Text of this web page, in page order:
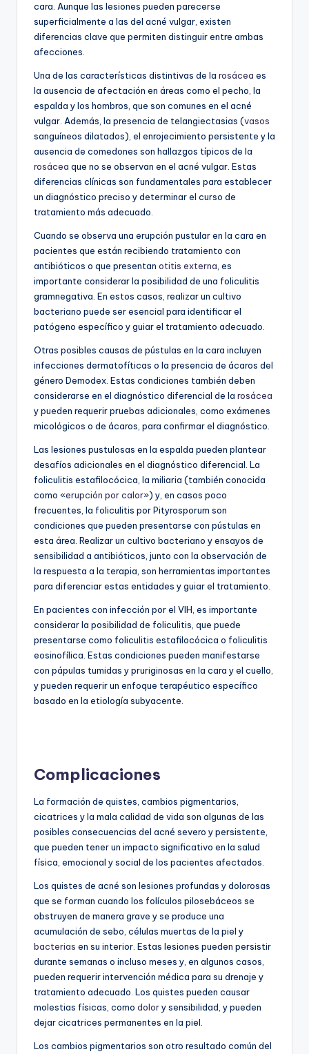
cara. Aunque las lesiones pueden parecerse
superficialmente a las del acné vulgar, existen
diferencias clave que permiten distinguir entre ambas
afecciones.
Una de las características distintivas de la rosácea es
la ausencia de afectación en áreas como el pecho, la
espalda y los hombros, que son comunes en el acné
vulgar. Además, la presencia de telangiectasias (vasos
sanguíneos dilatados), el enrojecimiento persistente y la
ausencia de comedones son hallazgos típicos de la
rosácea que no se observan en el acné vulgar. Estas
diferencias clínicas son fundamentales para establecer
un diagnóstico preciso y determinar el curso de
tratamiento más adecuado.
Cuando se observa una erupción pustular en la cara en
pacientes que están recibiendo tratamiento con
antibióticos o que presentan otitis externa, es
importante considerar la posibilidad de una foliculitis
gramnegativa. En estos casos, realizar un cultivo
bacteriano puede ser esencial para identificar el
patógeno específico y guiar el tratamiento adecuado.
Otras posibles causas de pústulas en la cara incluyen
infecciones dermatofíticas o la presencia de ácaros del
género Demodex. Estas condiciones también deben
considerarse en el diagnóstico diferencial de la rosácea
y pueden requerir pruebas adicionales, como exámenes
micológicos o de ácaros, para confirmar el diagnóstico.
Las lesiones pustulosas en la espalda pueden plantear
desafíos adicionales en el diagnóstico diferencial. La
foliculitis estafilocócica, la miliaria (también conocida
como «erupción por calor») y, en casos poco
frecuentes, la foliculitis por Pityrosporum son
condiciones que pueden presentarse con pústulas en
esta área. Realizar un cultivo bacteriano y ensayos de
sensibilidad a antibióticos, junto con la observación de
la respuesta a la terapia, son herramientas importantes
para diferenciar estas entidades y guiar el tratamiento.
En pacientes con infección por el VIH, es importante
considerar la posibilidad de foliculitis, que puede
presentarse como foliculitis estafilocócica o foliculitis
eosinofílica. Estas condiciones pueden manifestarse
con pápulas tumidas y pruriginosas en la cara y el cuello,
y pueden requerir un enfoque terapéutico específico
basado en la etiología subyacente.
Complicaciones
La formación de quistes, cambios pigmentarios,
cicatrices y la mala calidad de vida son algunas de las
posibles consecuencias del acné severo y persistente,
que pueden tener un impacto significativo en la salud
física, emocional y social de los pacientes afectados.
Los quistes de acné son lesiones profundas y dolorosas
que se forman cuando los folículos pilosebáceos se
obstruyen de manera grave y se produce una
acumulación de sebo, células muertas de la piel y
bacterias en su interior. Estas lesiones pueden persistir
durante semanas o incluso meses y, en algunos casos,
pueden requerir intervención médica para su drenaje y
tratamiento adecuado. Los quistes pueden causar
molestias físicas, como dolory sensibilidad, y pueden
dejar cicatrices permanentes en la piel.
Los cambios pigmentarios son otro resultado común del